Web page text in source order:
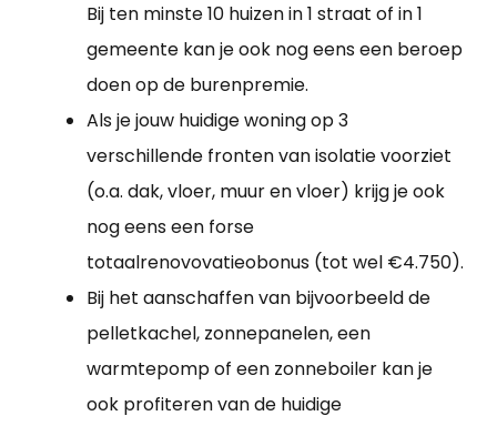
Bij ten minste 10 huizen in 1 straat of in 1
gemeente kan je ook nog eens een beroep
doen op de burenpremie.
Als je jouw huidige woning op 3
verschillende fronten van isolatie voorziet
(o.a. dak, vloer, muur en vloer) krijg je ook
nog eens een forse
totaalrenovovatieobonus (tot wel €4.750).
Bij het aanschaffen van bijvoorbeeld de
pelletkachel, zonnepanelen, een
warmtepomp of een zonneboiler kan je
ook profiteren van de huidige